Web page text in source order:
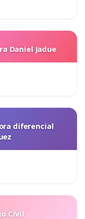
Daniel Jadue
diferencial
Civil